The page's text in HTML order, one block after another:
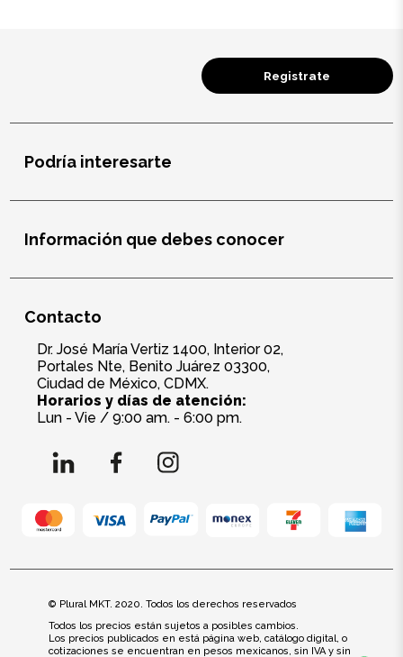
Registrate
Podría interesarte
Información que debes conocer
Contacto
Dr. José María Vertiz 1400, Interior 02,
Portales Nte, Benito Juárez 03300,
Ciudad de México, CDMX.
Horarios y días de atención:
Lun - Vie / 9:00 am. - 6:00 pm.
© Plural MKT. 2020. Todos los derechos reservados
Todos los precios están sujetos a posibles cambios.
Los precios publicados en está página web, catálogo digital, o
cotizaciones se encuentran en pesos mexicanos, sin IVA y sin